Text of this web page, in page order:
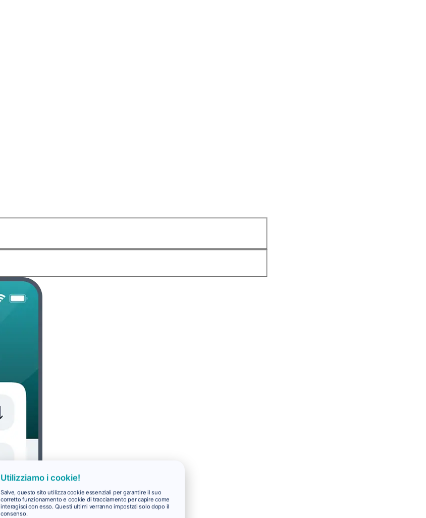
Utilizziamo i cookie!
Salve, questo sito utilizza cookie essenziali per garantire il suo
corretto funzionamento e cookie di tracciamento per capire come
interagisci con esso. Questi ultimi verranno impostati solo dopo il
consenso.